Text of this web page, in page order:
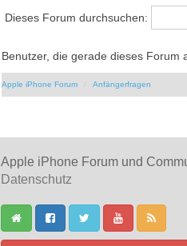
Dieses Forum durchsuchen:
Benutzer, die gerade dieses Forum
Apple iPhone Forum Anfängerfragen
Apple iPhone Forum und
Datenschutz